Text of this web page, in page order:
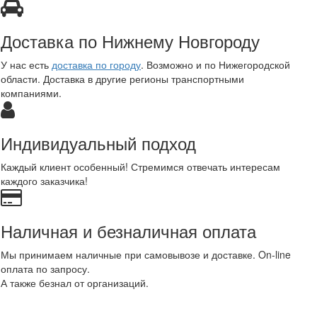
Доставка по Нижнему Новгороду
У нас есть доставка по городу. Возможно и по Нижегородской
области. Доставка в другие регионы транспортными
компаниями.
Индивидуальный подход
Каждый клиент особенный! Стремимся отвечать интересам
каждого заказчика!
Наличная и безналичная оплата
Мы принимаем наличные при самовывозе и доставке. On-line
оплата по запросу.
А также безнал от организаций.